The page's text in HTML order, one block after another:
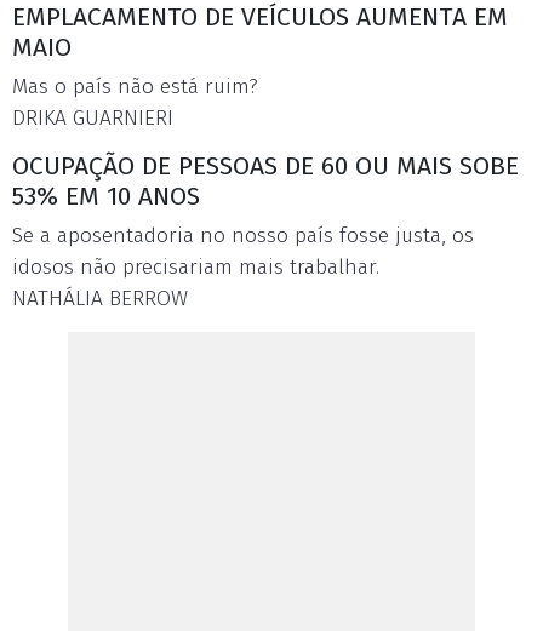
EMPLACAMENTO DE VEÍCULOS AUMENTA EM
MAIO
Mas o país não está ruim?
DRIKA GUARNIERI
OCUPAÇÃO DE PESSOAS DE 60 OU MAIS SOBE
53% EM 10 ANOS
Se a aposentadoria no nosso país fosse justa, os
idosos não precisariam mais trabalhar.
NATHÁLIA BERROW